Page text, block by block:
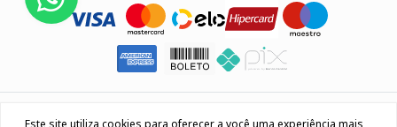
Eletrus Componentes Eletrônicos - CNPJ
Este site utiliza cookies para oferecer a você uma experiência mais